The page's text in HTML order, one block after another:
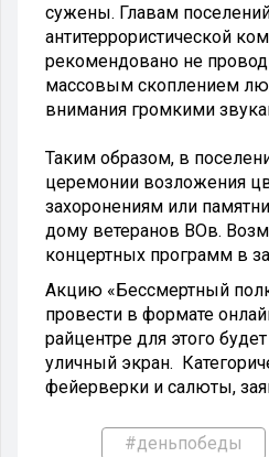
сужены. Главам
антитеррористической
рекомендовано не
массовым скоплением
внимания громкими
Таким образом, в
церемонии возложения
захоронениям или
дому ветеранов ВОв.
концертных программ в
Акцию «Бессмертный
провести в формате
райцентре для этого
уличный экран.
фейерверки и салюты,
#деньпобеды